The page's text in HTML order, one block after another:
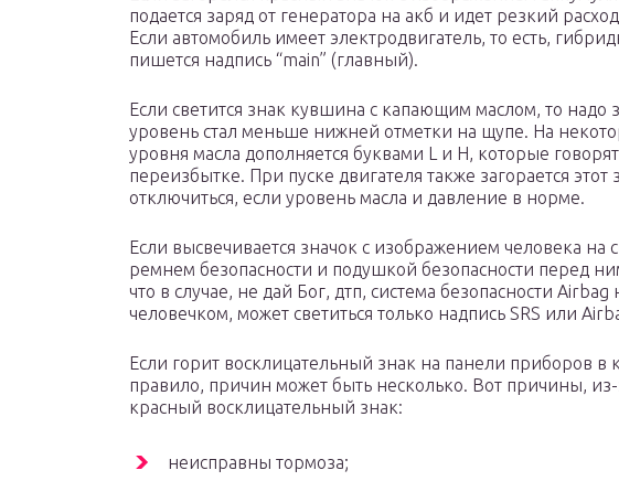
подается заряд от генератора на акб и идет резкий
Если автомобиль имеет электродвигатель, то есть,
пишется надпись “main” (главный).
Если светится знак кувшина с капающим маслом, то надо
уровень стал меньше нижней отметки на щупе. На
уровня масла дополняется буквами L и H, которые
переизбытке. При пуске двигателя также загорается
отключиться, если уровень масла и давление в норме.
Если высвечивается значок с изображением человека на
ремнем безопасности и подушкой безопасности перед
что в случае, не дай Бог, дтп, система безопасности
человечком, может светиться только надпись SRS или
Если горит восклицательный знак на панели приборов в
правило, причин может быть несколько. Вот причины,
красный восклицательный знак:
неисправны тормоза;